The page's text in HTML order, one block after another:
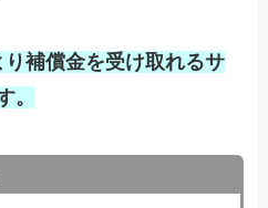
補償金を受け取れるサ
。